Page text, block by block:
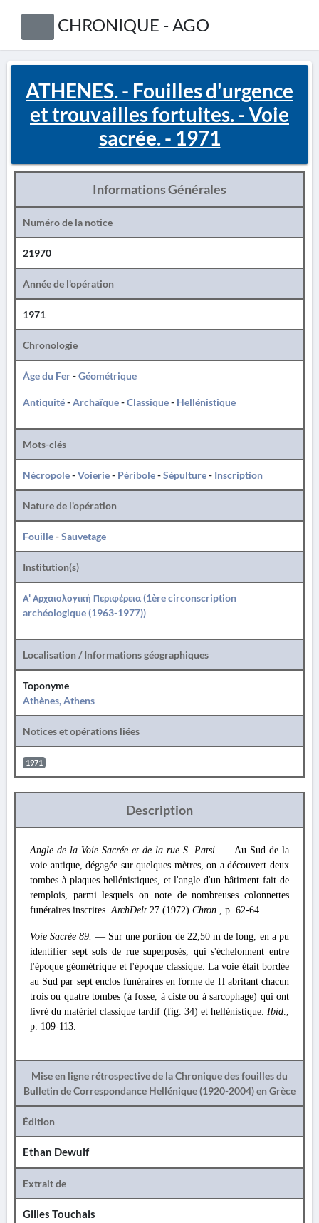
CHRONIQUE - AGO
ATHENES. - Fouilles d'urgence
et trouvailles fortuites. - Voie
sacrée. - 1971
Informations Générales
Numéro de la notice
21970
Année de l'opération
1971
Chronologie
Âge du Fer-Géométrique
Antiquité-Archaïque-Classique- Hellénistique
Mots-clés
Nécropole-Voierie- Péribole-Sépulture- Inscription
Nature de l'opération
Fouille-Sauvetage
Institution(s)
Α' Αρχαιολογική Περιφέρεια (1ère circonscription
archéologique (1963-1977))
Localisation / Informations géographiques
Toponyme
Athènes, Athens
Notices et opérations liées
1971
Description
Angle de la Voie Sacrée et de la rue S. Patsi. — Au Sud de la
voie antique, dégagée sur quelques mètres, on a découvert deux
tombes à plaques hellénistiques, et l'angle d'un bâtiment fait de
remplois, parmi lesquels on note de nombreuses colonnettes
funéraires inscrites.ArchDelt 27 (1972) Chron., p. 62-64.
Voie Sacrée 89. — Sur une portion de 22,50 m de long, en a pu
identifier sept sols de rue superposés, qui s'échelonnent entre
l'époque géométrique et l'époque classique. La voie était bordée
au Sud par sept enclos funéraires en forme de П abritant chacun
trois ou quatre tombes (à fosse, à ciste ou à sarcophage) qui ont
livré du matériel classique tardif (fig. 34) et hellénistique. Ibid.,
p. 109-113.
Mise en ligne rétrospective de la Chronique des fouilles du
Bulletin de Correspondance Hellénique (1920-2004) en Grèce
Édition
Ethan Dewulf
Extrait de
Gilles Touchais